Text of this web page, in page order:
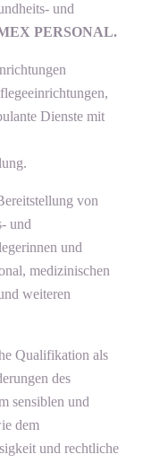
und
PERSONAL.
Dienste mit
von
und
und
medizinischen
weiteren
Qualifikation als
des
sensiblen und
dem
und rechtliche